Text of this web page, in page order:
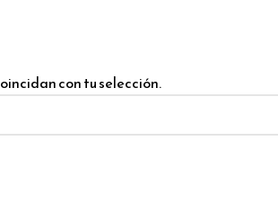
con tu selección.